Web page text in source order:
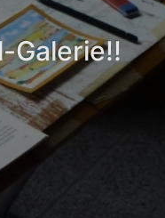
Galerie!!